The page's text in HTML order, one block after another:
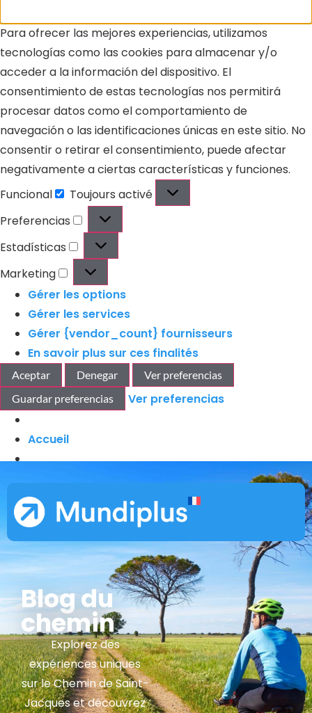
Para ofrecer las mejores experiencias, utilizamos
tecnologías como las cookies para almacenar y/o
acceder a la información del dispositivo. El
consentimiento de estas tecnologías nos permitirá
procesar datos como el comportamiento de
navegación o las identificaciones únicas en este sitio. No
consentir o retirar el consentimiento, puede afectar
negativamente a ciertas características y funciones.
Funcional
Toujours activé
Preferencias
Estadísticas
Marketing
Gérer les options
Gérer les services
Gérer {vendor_count} fournisseurs
En savoir plus sur ces finalités
Aceptar Denegar
Ver preferencias
Guardar preferencias
Ver preferencias
Accueil
Blog du
chemin
Explorez des
expériences uniques
sur le Chemin de Saint-
Jacques et découvrez